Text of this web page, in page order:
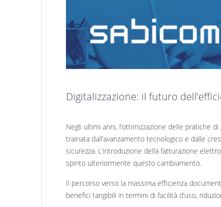
Digitalizzazione: il futuro
Negli ultimi anni, l’ottimizzazione delle pratiche
trainata dall’avanzamento tecnologico e dalle
sicurezza. L’introduzione della fatturazione
spinto ulteriormente questo cambiamento.
Il percorso verso la massima efficienza
benefici tangibili in termini di facilità d’uso,